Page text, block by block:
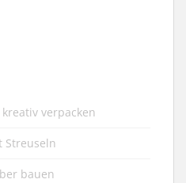
verpacken
Streuseln
bauen